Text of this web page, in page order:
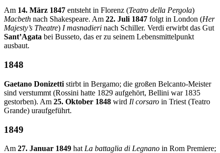
Am 14. März 1847 entsteht in Florenz (Teatro della Pergola)
Macbeth nach Shakespeare. Am 22. Juli 1847 folgt in London (Her
Majesty’s Theatre) I masnadieri nach Schiller. Verdi erwirbt das Gut
Sant’Agata bei Busseto, das er zu seinem Lebensmittelpunkt
ausbaut.
1848
Gaetano Donizetti stirbt in Bergamo; die großen Belcanto-Meister
sind verstummt (Rossini hatte 1829 aufgehört, Bellini war 1835
gestorben). Am 25. Oktober 1848 wird Il corsaro in Triest (Teatro
Grande) uraufgeführt.
1849
Am 27. Januar 1849 hat La battaglia di Legnano in Rom Premiere;